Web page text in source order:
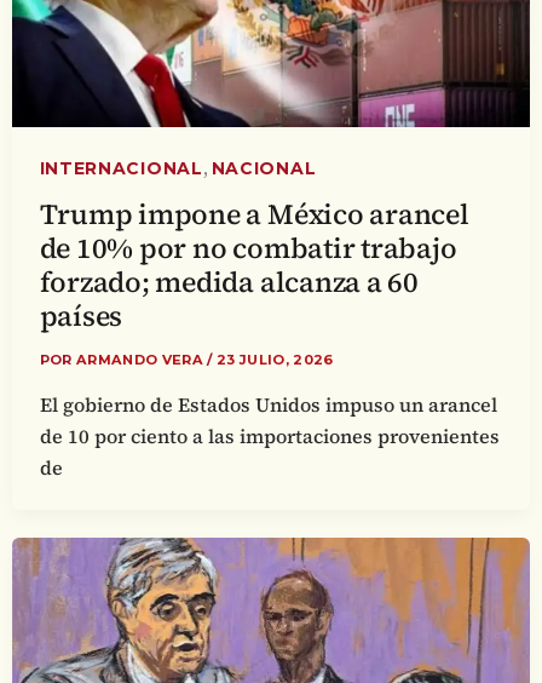
INTERNACIONAL, NACIONAL
Trump impone a México arancel
de 10% por no combatir trabajo
forzado; medida alcanza a 60
países
POR ARMANDO VERA/ 23 JULIO, 2026
El gobierno de Estados Unidos impuso un arancel
de 10 por ciento a las importaciones provenientes
de